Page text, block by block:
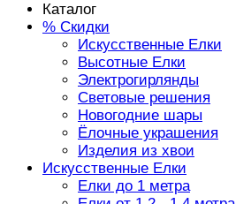
Каталог
% Скидки
Искусственные Елки
Высотные Елки
Электрогирлянды
Световые решения
Новогодние шары
Ёлочные украшения
Изделия из хвои
Искусственные Елки
Елки до 1 метра